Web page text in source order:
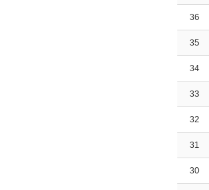
36
35
34
33
32
31
30